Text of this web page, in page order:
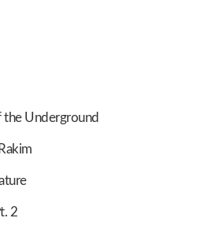
the Underground
2